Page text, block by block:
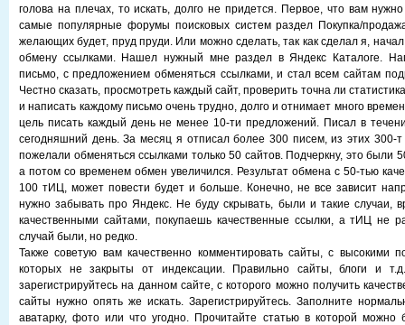
голова на плечах, то искать, долго не придется. Первое, что вам
самые популярные форумы поисковых систем раздел Покупка/
желающих будет, пруд пруди. Или можно сделать, так как сделал я,
обмену ссылками. Нашел нужный мне раздел в Яндекс Каталоге.
письмо, с предложением обменяться ссылками, и стал всем сайтам
Честно сказать, просмотреть каждый сайт, проверить точна ли
и написать каждому письмо очень трудно, долго и отнимает много
цель писать каждый день не менее 10-ти предложений. Писал в
сегодняшний день. За месяц я отписал более 300 писем, из этих 300-т
пожелали обменяться ссылками только 50 сайтов. Подчеркну, это были
а потом со временем обмен увеличился. Результат обмена с 50-тью
100 тИЦ, может повести будет и больше. Конечно, не все зависит
нужно забывать про Яндекс. Не буду скрывать, были и такие случаи,
качественными сайтами, покупаешь качественные ссылки, а тИЦ не
случай были, но редко.
Также советую вам качественно комментировать сайты, с высокими
которых не закрыты от индексации. Правильно сайты, блоги и
зарегистрируйтесь на данном сайте, с которого можно получить
сайты нужно опять же искать. Зарегистрируйтесь. Заполните
аватарку, фото или что угодно. Прочитайте статью в которой можно